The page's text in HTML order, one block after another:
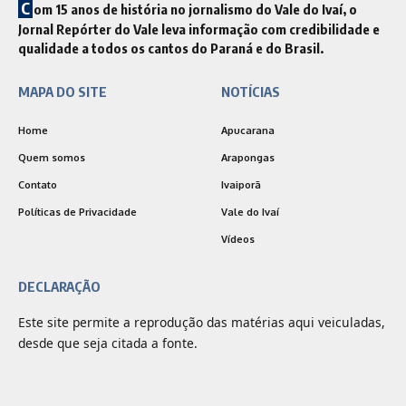
C om 15 anos de história no jornalismo do Vale do Ivaí, o
Jornal Repórter do Vale leva informação com credibilidade e
qualidade a todos os cantos do Paraná e do Brasil.
MAPA DO SITE
Home
Quem somos
Contato
Políticas de Privacidade
NOTÍCIAS
Apucarana
Arapongas
Ivaiporã
Vale do Ivaí
Vídeos
DECLARAÇÃO
Este site permite a reprodução das matérias aqui veiculadas,
desde que seja citada a fonte.